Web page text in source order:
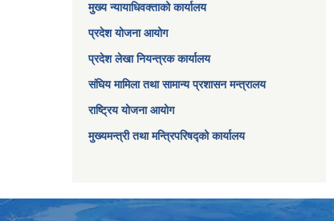
मुख्य न्यायाधिवक्ताको कार्यालय
प्रदेश योजना आयोग
प्रदेश लेखा नियन्त्रक कार्यालय
संघिय मामिला तथा सामान्य प्रशासन मन्त्रालय
राष्ट्रिय योजना आयोग
मुख्यमन्त्री तथा मन्त्रिपरिषद्को कार्यालय